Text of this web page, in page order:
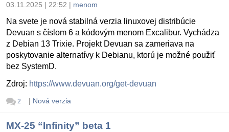
03.11.2025 | 22:52 | menom
Na svete je nová stabilná verzia linuxovej distribúcie
Devuan s číslom 6 a kódovým menom Excalibur. Vychádza
z Debian 13 Trixie. Projekt Devuan sa zameriava na
poskytovanie alternatívy k Debianu, ktorú je možné použiť
bez SystemD.
Zdroj: https://www.devuan.org/get-devuan
2 | Nová verzia
MX-25 “Infinity” beta 1